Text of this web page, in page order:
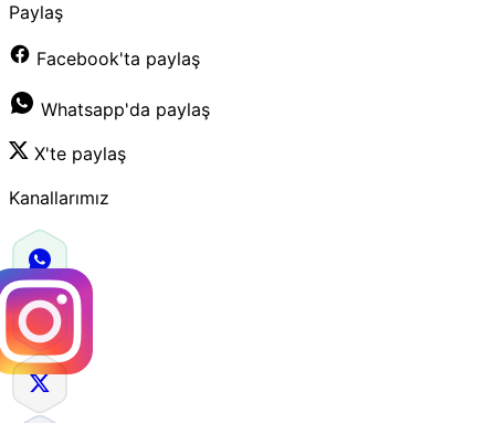
Paylaş
Facebook'ta paylaş
Whatsapp'da paylaş
X'te paylaş
Kanallarımız